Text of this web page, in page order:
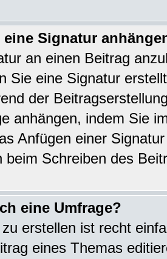
Signatur
an einen Beitrag
Sie eine Signatur
der
anhängen, indem Sie
Anfügen einer
beim Schreiben des
eine Umfrage?
erstellen ist recht
eines Themas